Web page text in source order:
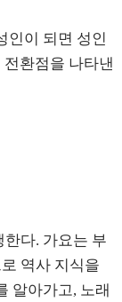
인이 되면 성인
환점을 나타낸
다. 가요는 부
역사 지식을
알아가고, 노래